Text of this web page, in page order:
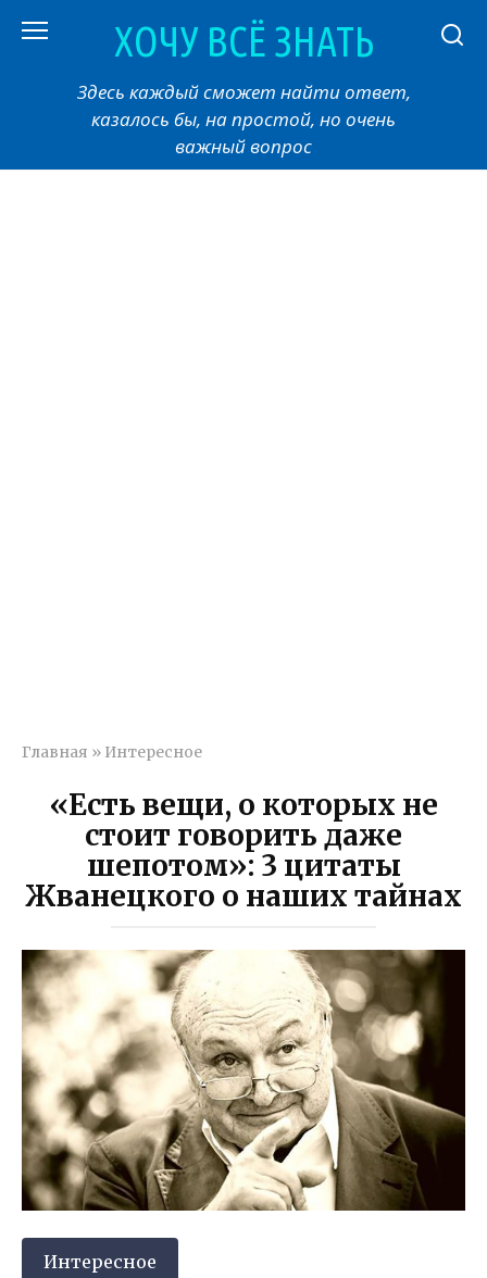
ХОЧУ ВСЁ ЗНАТЬ
Здесь каждый сможет найти ответ,
казалось бы, на простой, но очень
важный вопрос
Главная » Интересное
«Есть вещи, о которых не
стоит говорить даже
шепотом»: 3 цитаты
Жванецкого о наших тайнах
Интересное